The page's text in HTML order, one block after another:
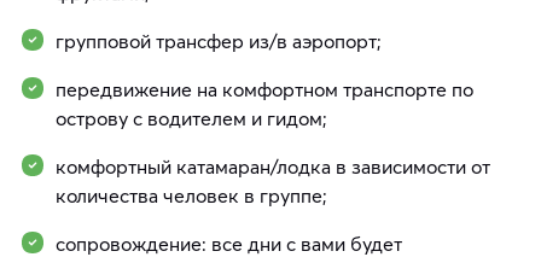
групповой трансфер из/в аэропорт;
передвижение на комфортном транспорте по
острову с водителем и гидом;
комфортный катамаран/лодка в зависимости от
количества человек в группе;
сопровождение: все дни с вами будет